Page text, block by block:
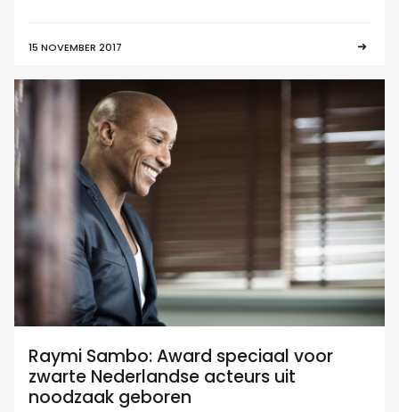
15 NOVEMBER 2017
Raymi Sambo: Award speciaal voor
zwarte Nederlandse acteurs uit
noodzaak geboren